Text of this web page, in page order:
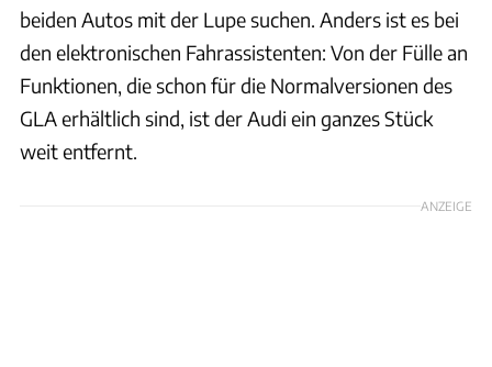
beiden Autos mit der Lupe suchen. Anders ist es bei
den elektronischen Fahrassistenten: Von der Fülle an
Funktionen, die schon für die Normalversionen des
GLA erhältlich sind, ist der Audi ein ganzes Stück
weit entfernt.
ANZEIGE